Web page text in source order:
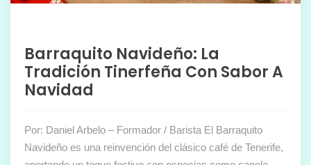
Barraquito Navideño: La
Tradición Tinerfeña Con Sabor A
Navidad
Por: Daniel Arbelo – Formador / Barista El Barraquito
Navideño es una reinvención del clásico café de Tenerife,